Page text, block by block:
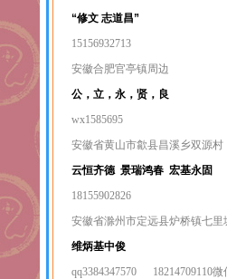
“修文 志道昌”
15156932713
安徽合肥官亭镇周边
公，立，永，贤，良
wx1585695
安徽省黄山市歙县昌溪乡双源
云恒齐德 景瑞鸿春 宏基永固
18155902826
安徽省滁州市定远县炉桥镇七
维炳基中俊
qq3384347570 18214709110微